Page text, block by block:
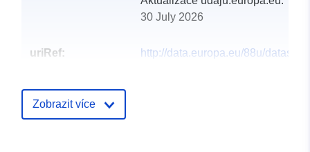
30 July 2026
uriRef:
http://data.europa.eu/88u/dataset/
Zobrazit více